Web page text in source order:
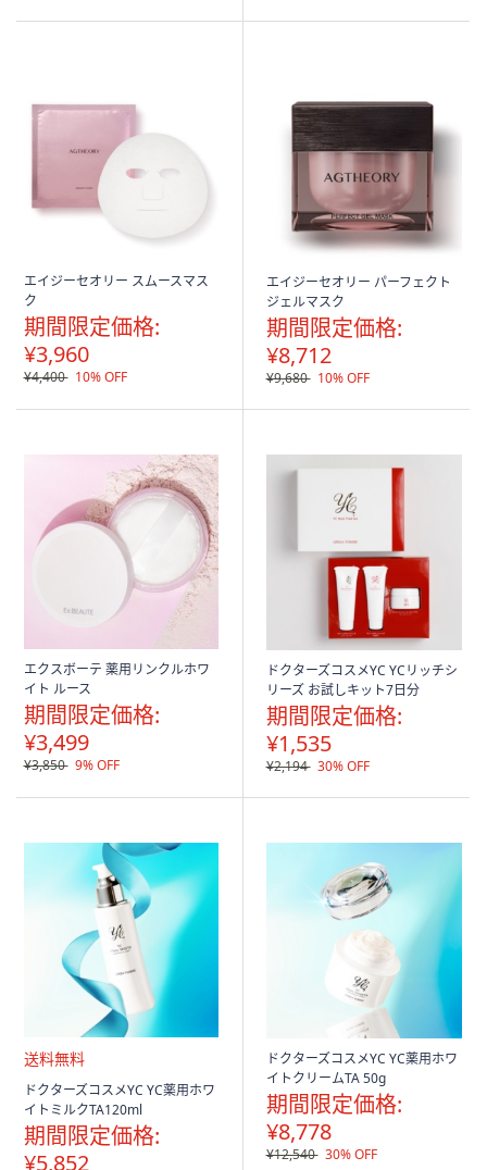
エイジーセオリー スムースマス
ク
期間限定価格:
¥3,960
¥4,400 10% OFF
エイジーセオリー パーフェクト
ジェルマスク
期間限定価格:
¥8,712
¥9,680 10% OFF
エクスボーテ 薬用リンクルホワ
イト ルース
期間限定価格:
¥3,499
¥3,850 9% OFF
ドクターズコスメYC YCリッチシ
リーズ お試しキット7日分
期間限定価格:
¥1,535
¥2,194 30% OFF
送
料
無
料
ドクターズコスメYC YC薬用ホワ
イトミルクTA120ml
期間限定価格:
¥5,852
ドクターズコスメYC YC薬用ホワ
イトクリームTA 50g
期間限定価格:
¥8,778
¥12,540 30% OFF